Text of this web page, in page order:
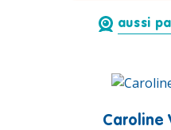
aussi
Caroline